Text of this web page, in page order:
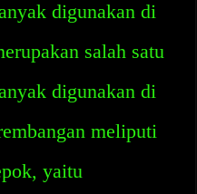
digunakan di
salah satu
digunakan di
meliputi
yaitu